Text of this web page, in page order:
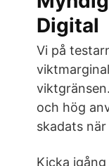
Digital
Vi på
och hög
skadats
Kicka